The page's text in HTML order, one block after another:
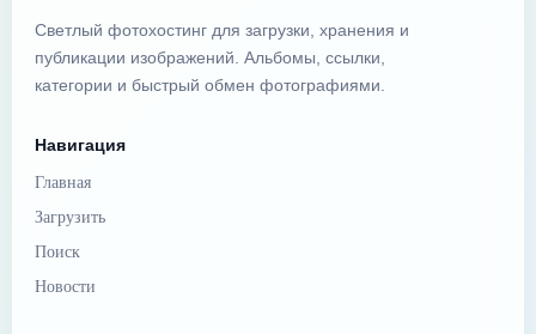
Светлый фотохостинг для загрузки, хранения и
публикации изображений. Альбомы, ссылки,
категории и быстрый обмен фотографиями.
Навигация
Главная
Загрузить
Поиск
Новости